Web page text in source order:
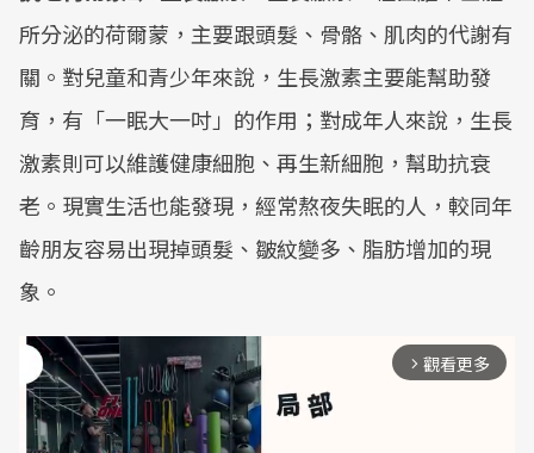
所分泌的荷爾蒙，主要跟頭髮、骨骼、肌肉的代謝有
關。對兒童和青少年來說，生長激素主要能幫助發
育，有「一眠大一吋」的作用；對成年人來說，生長
激素則可以維護健康細胞、再生新細胞，幫助抗衰
老。現實生活也能發現，經常熬夜失眠的人，較同年
齡朋友容易出現掉頭髮、皺紋變多、脂肪增加的現
象。
arrow_forward_ios 觀看更多